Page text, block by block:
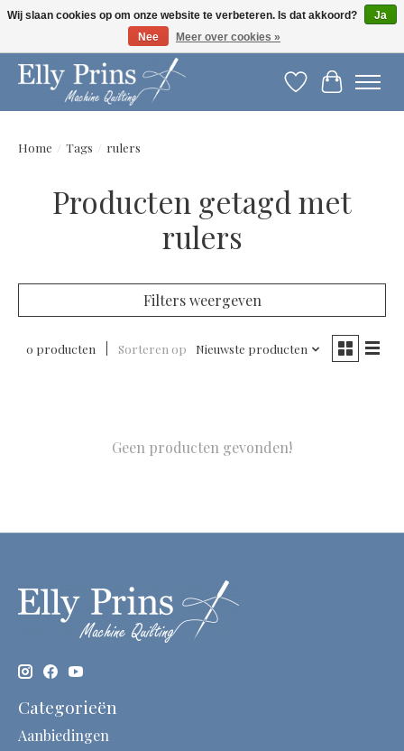
Let op: gewijzigde openingstijden!
Verlanglijst
Home / Tags / rulers
Producten getagd met
rulers
Filters weergeven
0 producten Sorteren op Nieuwste producten
Geen producten gevonden!
Categorieën
Aanbiedingen
Wij slaan cookies op om onze website te verbeteren. Is dat akkoord?
Ja
Nee
Meer over cookies »